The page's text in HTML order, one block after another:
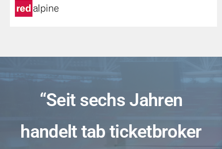
“Seit sechs Jahren
handelt tab ticketbroker